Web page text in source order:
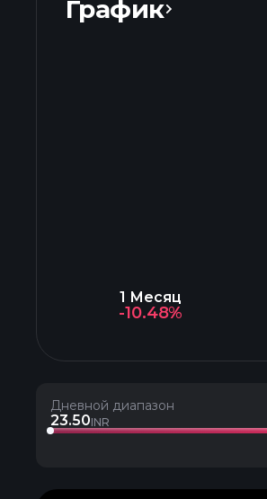
График
1 Месяц
-10.48%
Дневной диапазон
23.50INR